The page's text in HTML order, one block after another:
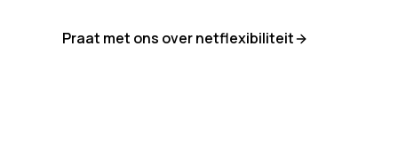
Praat met ons over netflexibiliteit